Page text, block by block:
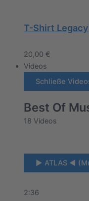
T-Shirt Legacy
20,00 €
Videos
Schließe
Best Of
18 Videos
► ATLAS ◄
2:36